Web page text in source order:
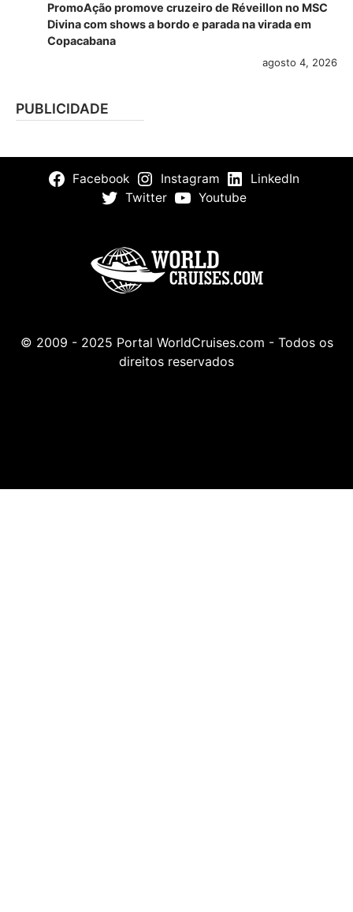
PromoAção promove cruzeiro de Réveillon no MSC
Divina com shows a bordo e parada na virada em
Copacabana
agosto 4, 2026
PUBLICIDADE
Facebook Instagram
LinkedIn
Twitter
Youtube
© 2009 - 2025 Portal WorldCruises.com - Todos os
direitos reservados